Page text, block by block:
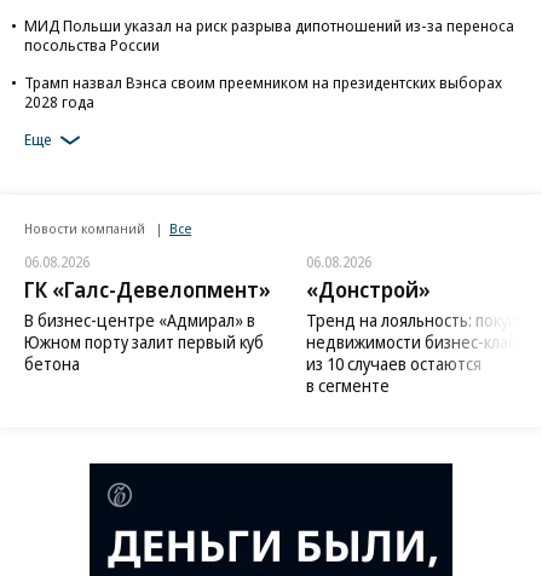
МИД Польши указал на риск разрыва дипотношений из-за переноса
посольства России
Трамп назвал Вэнса своим преемником на президентских выборах
2028 года
Еще
Новости компаний Все
06.08.2026
ГК «Галс-Девелопмент»
В бизнес-центре «Адмирал» в
Южном порту залит первый куб
бетона
06.08.2026
«Донстрой»
Тренд на лояльность:
недвижимости бизнес-класса
из 10 случаев остаются
в сегменте